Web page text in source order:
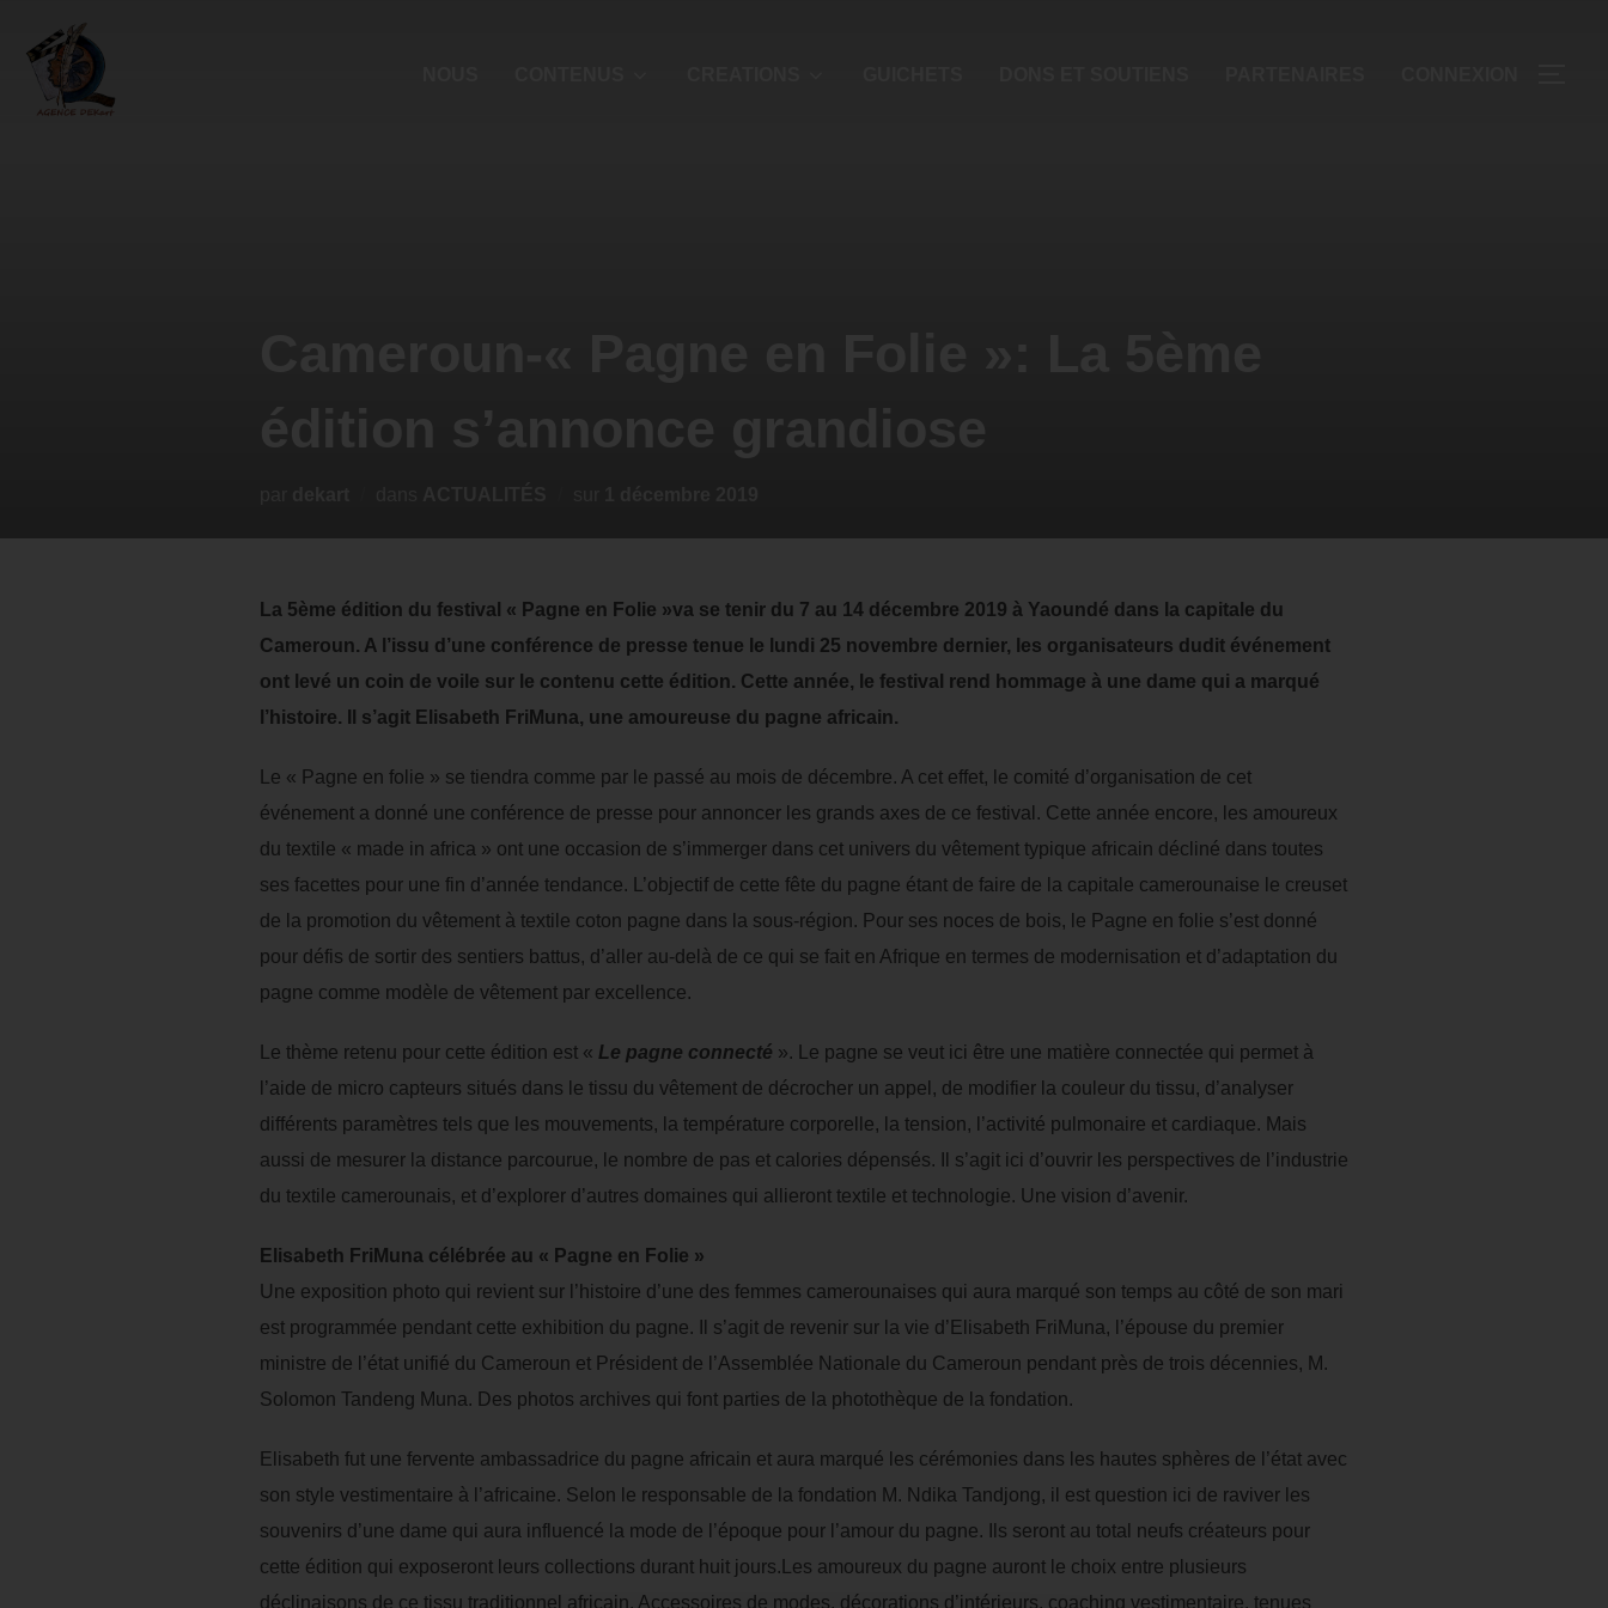
La 5ème édition du festival « Pagne en Folie »va se tenir du 7 au 14 décembre 2019 à Yaoundé dans la capitale du
Cameroun. A l’issu d’une conférence de presse tenue le lundi 25 novembre dernier, les organisateurs dudit événement
ont levé un coin de voile sur le contenu cette édition. Cette année, le festival rend hommage à une dame qui a marqué
l’histoire. Il s’agit Elisabeth FriMuna, une amoureuse du pagne africain.
Le « Pagne en folie » se tiendra comme par le passé au mois de décembre. A cet effet, le comité d’organisation de cet
événement a donné une conférence de presse pour annoncer les grands axes de ce festival. Cette année encore, les amoureux
du textile « made in africa » ont une occasion de s’immerger dans cet univers du vêtement typique africain décliné dans toutes
ses facettes pour une fin d’année tendance. L’objectif de cette fête du pagne étant de faire de la capitale camerounaise le creuset
de la promotion du vêtement à textile coton pagne dans la sous-région. Pour ses noces de bois, le Pagne en folie s’est donné
pour défis de sortir des sentiers battus, d’aller au-delà de ce qui se fait en Afrique en termes de modernisation et d’adaptation du
pagne comme modèle de vêtement par excellence.
Le thème retenu pour cette édition est « Le pagne connecté ». Le pagne se veut ici être une matière connectée qui permet à
l’aide de micro capteurs situés dans le tissu du vêtement de décrocher un appel, de modifier la couleur du tissu, d’analyser
différents paramètres tels que les mouvements, la température corporelle, la tension, l’activité pulmonaire et cardiaque. Mais
aussi de mesurer la distance parcourue, le nombre de pas et calories dépensés. Il s’agit ici d’ouvrir les perspectives de l’industrie
du textile camerounais, et d’explorer d’autres domaines qui allieront textile et technologie. Une vision d’avenir.
Elisabeth FriMuna célébrée au « Pagne en Folie »
Une exposition photo qui revient sur l’histoire d’une des femmes camerounaises qui aura marqué son temps au côté de son mari
est programmée pendant cette exhibition du pagne. Il s’agit de revenir sur la vie d’Elisabeth FriMuna, l’épouse du premier
ministre de l’état unifié du Cameroun et Président de l’Assemblée Nationale du Cameroun pendant près de trois décennies, M.
Solomon Tandeng Muna. Des photos archives qui font parties de la photothèque de la fondation.
Elisabeth fut une fervente ambassadrice du pagne africain et aura marqué les cérémonies dans les hautes sphères de l’état avec
son style vestimentaire à l’africaine. Selon le responsable de la fondation M. Ndika Tandjong, il est question ici de raviver les
souvenirs d’une dame qui aura influencé la mode de l’époque pour l’amour du pagne. Ils seront au total neufs créateurs pour
cette édition qui exposeront leurs collections durant huit jours.Les amoureux du pagne auront le choix entre plusieurs
déclinaisons de ce tissu traditionnel africain. Accessoires de modes, décorations d’intérieurs, coaching vestimentaire, tenues